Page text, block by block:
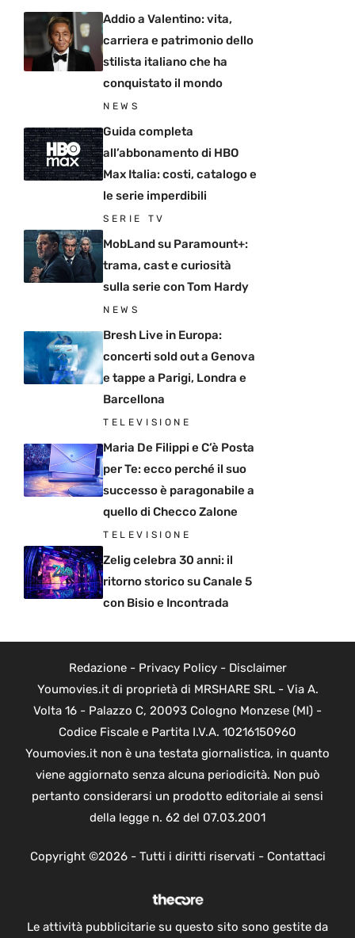
Addio a Valentino: vita,
carriera e patrimonio dello
stilista italiano che ha
conquistato il mondo
NEWS
Guida completa
all’abbonamento di HBO
Max Italia: costi, catalogo e
le serie imperdibili
SERIE TV
MobLand su Paramount+:
trama, cast e curiosità
sulla serie con Tom Hardy
NEWS
Bresh Live in Europa:
concerti sold out a Genova
e tappe a Parigi, Londra e
Barcellona
TELEVISIONE
Maria De Filippi e C’è Posta
per Te: ecco perché il suo
successo è paragonabile a
quello di Checco Zalone
TELEVISIONE
Zelig celebra 30 anni: il
ritorno storico su Canale 5
con Bisio e Incontrada
Redazione- Privacy Policy- Disclaimer
Youmovies.it di proprietà di MRSHARE SRL - Via A.
Volta 16 - Palazzo C, 20093 Cologno Monzese (MI) -
Codice Fiscale e Partita I.V.A. 10216150960
Youmovies.it non è una testata giornalistica, in quanto
viene aggiornato senza alcuna periodicità. Non può
pertanto considerarsi un prodotto editoriale ai sensi
della legge n. 62 del 07.03.2001
Copyright ©2026 - Tutti i diritti riservati - Contattaci
Le attività pubblicitarie su questo sito sono gestite da